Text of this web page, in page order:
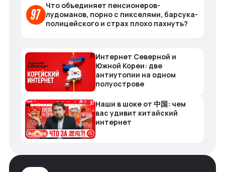
Что объединяет пенсионеров-
лудоманов, порно с пикселями, барсука-
полицейского и страх плохо пахнуть?
Интернет Северной и
Южной Кореи: две
антиутопии на одном
полуострове
Наши в шоке от 中国: чем
вас удивит китайский
интернет